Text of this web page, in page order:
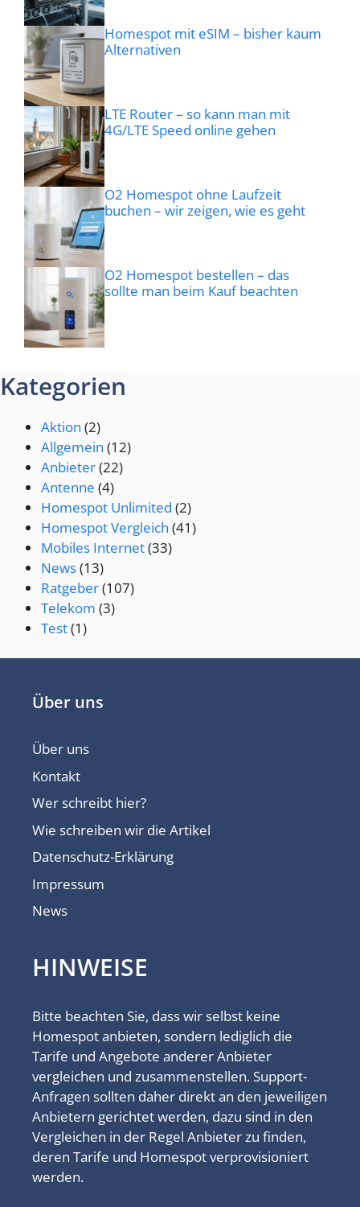
Homespot mit eSIM – bisher kaum
Alternativen
LTE Router – so kann man mit
4G/LTE Speed online gehen
O2 Homespot ohne Laufzeit
buchen – wir zeigen, wie es geht
O2 Homespot bestellen – das
sollte man beim Kauf beachten
Kategorien
Aktion (2)
Allgemein (12)
Anbieter(22)
Antenne (4)
Homespot Unlimited (2)
Homespot Vergleich (41)
Mobiles Internet(33)
News(13)
Ratgeber(107)
Telekom (3)
Test(1)
Über uns
Über uns
Kontakt
Wer schreibt hier?
Wie schreiben wir die Artikel
Datenschutz-Erklärung
Impressum
News
HINWEISE
Bitte beachten Sie, dass wir selbst keine
Homespot anbieten, sondern lediglich die
Tarife und Angebote anderer Anbieter
vergleichen und zusammenstellen. Support-
Anfragen sollten daher direkt an den jeweiligen
Anbietern gerichtet werden, dazu sind in den
Vergleichen in der Regel Anbieter zu finden,
deren Tarife und Homespot verprovisioniert
werden.